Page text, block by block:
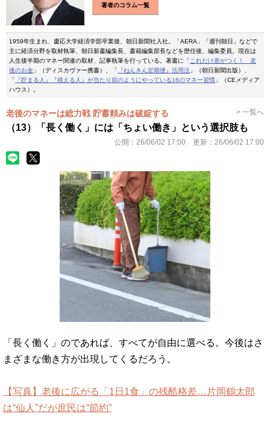
著者のコラム一覧
1959年生まれ、慶応大学経済学部卒業後、朝日新聞社入社。「AERA」「週刊朝日」などで
主に経済分野を取材執筆、朝日新書編集長、書籍編集部長などを歴任後、編集委員。現在は
人生後半期のマネー関連の取材、記事執筆を行っている。著書に「 これだけ差がつく！ 老
後のお金 」（ディスカヴァー携書）、「 『ねんきん定期便』活用法 」（朝日新聞出版）、
「 『貯まる人』『殖える人』が当たり前のようにやっている16のマネー習慣 」（CEメディア
ハウス）。
老後のマネーは総力戦 貯蓄頼みは破綻する > 一覧へ
（13）「長く働く」には「ちょい働き」という選択肢も
公開： 26/06/02 17:00 更新： 26/06/02 17:00
「長く働く」のであれば、すべてが自由に選べる。今後はさ
まざまな働き方が出現してくるだろう。
【写真】老後に広がる「1日1食」の残酷格差…片岡鶴太郎
は“仙人”だが庶民は“節約”